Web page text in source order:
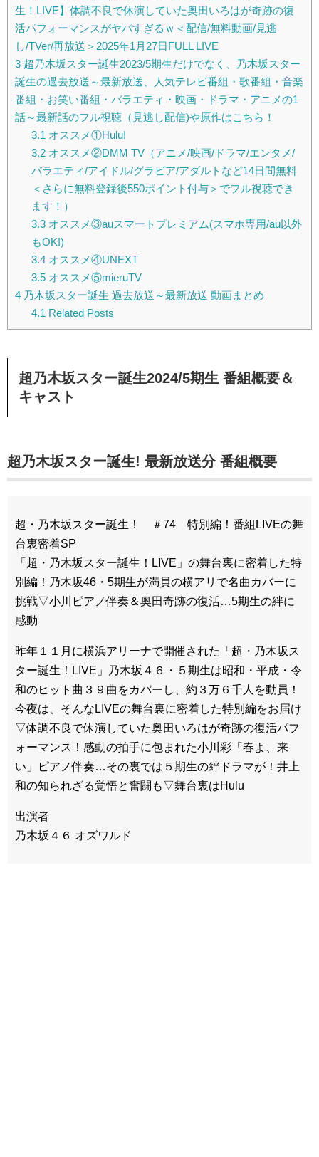
生！LIVE】体調不良で休演していた奥田いろはが奇跡の復
活パフォーマンスがヤバすぎるｗ＜配信/無料動画/見逃
し/TVer/再放送＞2025年1月27日FULL LIVE
3 超乃木坂スター誕生2023/5期生だけでなく、乃木坂スター
誕生の過去放送～最新放送、人気テレビ番組・歌番組・音楽
番組・お笑い番組・バラエティ・映画・ドラマ・アニメの1
話～最新話のフル視聴（見逃し配信)や原作はこちら！
3.1 オススメ①Hulu!
3.2オススメ②DMM TV（アニメ/映画/ドラマ/エンタメ/
バラエティ/アイドル/グラビア/アダルトなど14日間無料
＜さらに無料登録後550ポイント付与＞でフル視聴でき
ます！）
3.3オススメ③auスマートプレミアム(スマホ専用/au以外
もOK!)
3.4オススメ④UNEXT
3.5オススメ⑤mieruTV
4 乃木坂スター誕生 過去放送～最新放送 動画まとめ
4.1 Related Posts
超乃木坂スター誕生2024/5期生 番組概要＆
キャスト
超乃木坂スター誕生! 最新放送分 番組概要
超・乃木坂スター誕生！ ＃74 特別編！番組LIVEの舞
台裏密着SP
「超・乃木坂スター誕生！LIVE」の舞台裏に密着した特
別編！乃木坂46・5期生が満員の横アリで名曲カバーに
挑戦▽小川ピアノ伴奏＆奥田奇跡の復活…5期生の絆に
感動
昨年１１月に横浜アリーナで開催された「超・乃木坂ス
ター誕生！LIVE」乃木坂４６・５期生は昭和・平成・令
和のヒット曲３９曲をカバーし、約３万６千人を動員！
今夜は、そんなLIVEの舞台裏に密着した特別編をお届け
▽体調不良で休演していた奥田いろはが奇跡の復活パフ
ォーマンス！感動の拍手に包まれた小川彩「春よ、来
い」ピアノ伴奏…その裏では５期生の絆ドラマが！井上
和の知られざる覚悟と奮闘も▽舞台裏はHulu
出演者
乃木坂４６ オズワルド